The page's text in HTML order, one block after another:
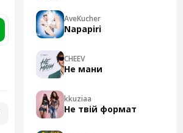
AveKucher
Napapiri
CHEEV
Не мани
kkuziaa
Не твій формат